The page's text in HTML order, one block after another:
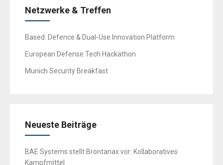
Netzwerke & Treffen
Based: Defence & Dual-Use Innovation Platform
European Defense Tech Hackathon
Munich Security Breakfast
Neueste Beiträge
BAE Systems stellt Brontanax vor: Kollaboratives
Kampfmittel